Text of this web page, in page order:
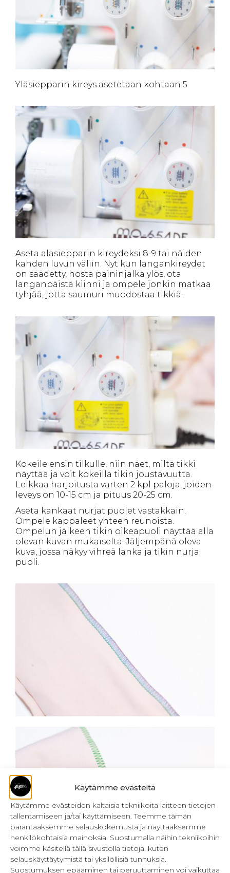
Käytämme evästeitä
Käytämme evästeiden kaltaisia tekniikoita laitteen tietojen
tallentamiseen ja/tai käyttämiseen. Teemme tämän
parantaaksemme selauskokemusta ja näyttääksemme
henkilökohtaisia mainoksia. Suostumalla näihin tekniikoihin
voimme käsitellä tällä sivustolla tietoja, kuten
selauskäyttäytymistä tai yksilöllisiä tunnuksia.
Suostumuksen epääminen tai peruuttaminen voi vaikuttaa
Yläsiepparin kireys asetetaan kohtaan 5.
Aseta alasiepparin kireydeksi 8-9 tai näiden
kahden luvun väliin. Nyt kun langankireydet
on säädetty, nosta paininjalka ylös, ota
langanpäistä kiinni ja ompele jonkin matkaa
tyhjää, jotta saumuri muodostaa tikkiä.
Kokeile ensin tilkulle, niin näet, miltä tikki
näyttää ja voit kokeilla tikin joustavuutta.
Leikkaa harjoitusta varten 2 kpl paloja, joiden
leveys on 10-15 cm ja pituus 20-25 cm.
Aseta kankaat nurjat puolet vastakkain.
Ompele kappaleet yhteen reunoista.
Ompelun jälkeen tikin oikeapuoli näyttää alla
olevan kuvan mukaiselta. Jäljempänä oleva
kuva, jossa näkyy vihreä lanka ja tikin nurja
puoli.